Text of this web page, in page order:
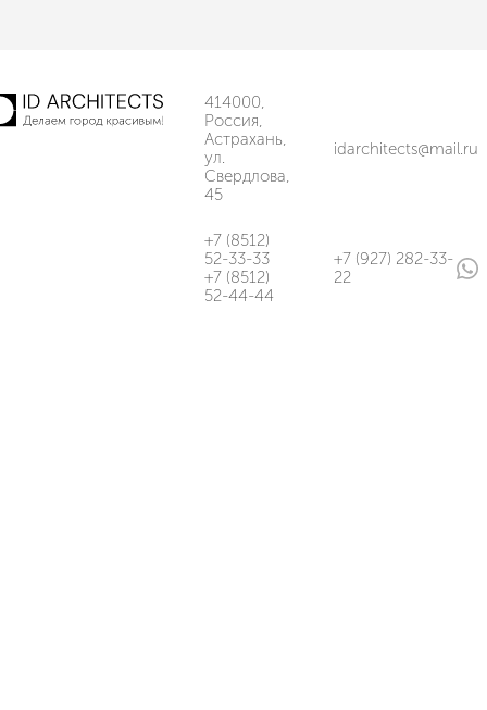
414000,
Россия,
Астрахань,
ул.
Свердлова,
45
idarchitects@mail.ru
+7 (8512)
52-33-33
+7 (8512)
52-44-44
+7 (927) 282-33-
22